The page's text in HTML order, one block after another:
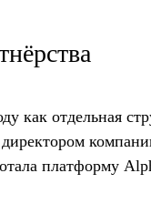
как отдельная
платформу